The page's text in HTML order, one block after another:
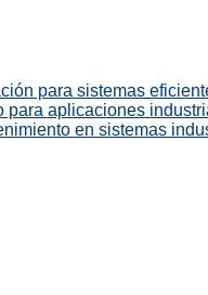
para sistemas
para aplicaciones
en sistemas